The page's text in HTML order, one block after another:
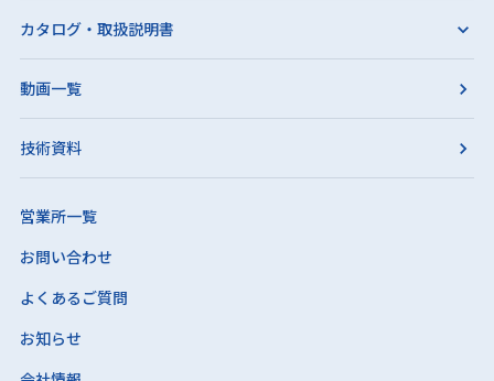
カタログ・取扱説明書
動画一覧
技術資料
営業所一覧
お問い合わせ
よくあるご質問
お知らせ